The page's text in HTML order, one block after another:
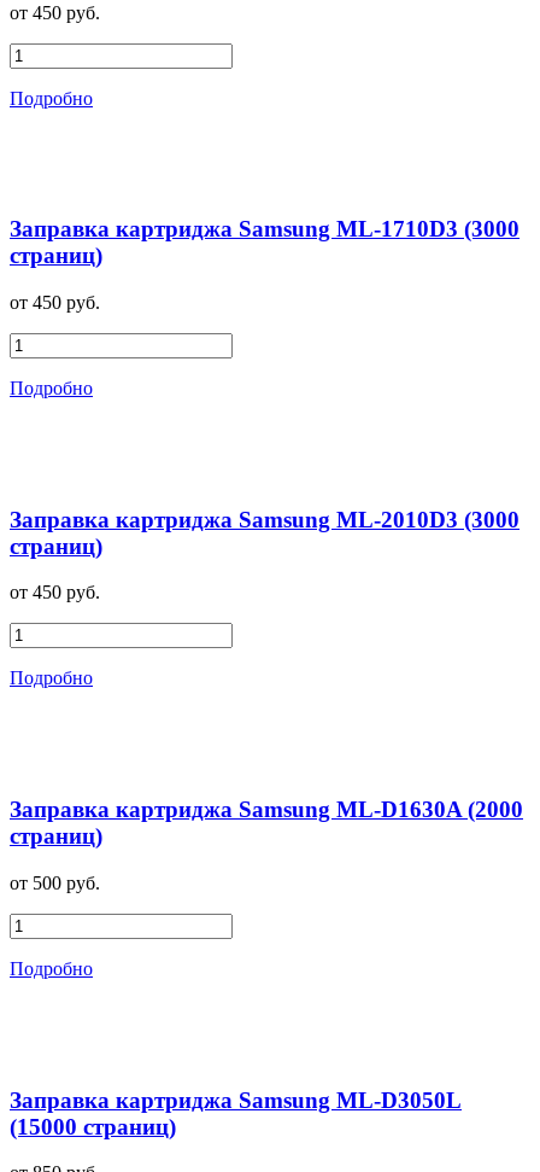
от 450 руб.
Подробно
Заправка картриджа Samsung ML-1710D3 (3000
страниц)
от 450 руб.
Подробно
Заправка картриджа Samsung ML-2010D3 (3000
страниц)
от 450 руб.
Подробно
Заправка картриджа Samsung ML-D1630A (2000
страниц)
от 500 руб.
Подробно
Заправка картриджа Samsung ML-D3050L
(15000 страниц)